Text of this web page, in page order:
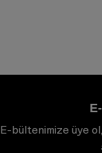
E-bültenimize üye